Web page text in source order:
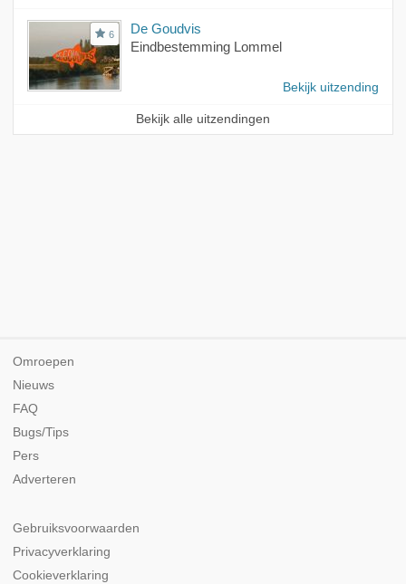
6
De Goudvis
Eindbestemming Lommel
Bekijk uitzending
Bekijk alle uitzendingen
Omroepen
Nieuws
FAQ
Bugs/Tips
Pers
Adverteren
Gebruiksvoorwaarden
Privacyverklaring
Cookieverklaring